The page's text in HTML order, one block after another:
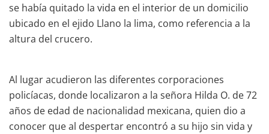
se había quitado la vida en el interior de un domicilio
ubicado en el ejido Llano la lima, como referencia a la
altura del crucero.
Al lugar acudieron las diferentes corporaciones
policíacas, donde localizaron a la señora Hilda O. de 72
años de edad de nacionalidad mexicana, quien dio a
conocer que al despertar encontró a su hijo sin vida y